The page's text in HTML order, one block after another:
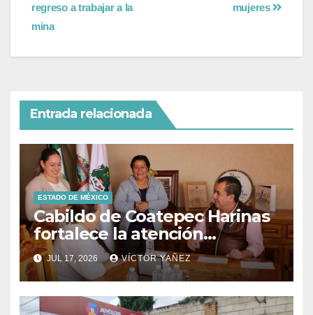
mujeres
regreso a trabajar a la
mina
Entrada relacionada
ESTADO DE MÉXICO
Cabildo de Coatepec Harinas
fortalece la atención
ciudadana y la toma de
decisiones
JUL 17, 2026 VÍCTOR YAÑEZ